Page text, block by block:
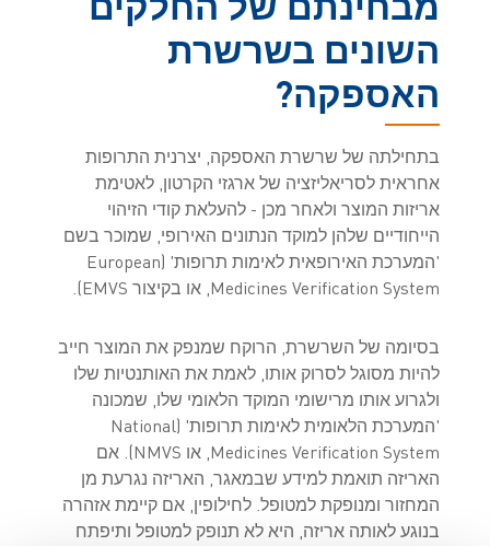
השונים בשרשרת
האספקה?
בתחילתה של שרשרת האספקה, יצרנית התרופות
אחראית לסריאליזציה של ארגזי הקרטון, לאטימת
אריזות המוצר ולאחר מכן - להעלאת קודי הזיהוי
הייחודיים שלהן למוקד הנתונים האירופי, שמוכר בשם
'המערכת האירופאית לאימות תרופות' (European
Medicines Verification System, או בקיצור EMVS).
בסיומה של השרשרת, הרוקח שמנפק את המוצר חייב
להיות מסוגל לסרוק אותו, לאמת את האותנטיות שלו
ולגרוע אותו מרישומי המוקד הלאומי שלו, שמכונה
'המערכת הלאומית לאימות תרופות' (National
Medicines Verification System, או NMVS). אם
האריזה תואמת למידע שבמאגר, האריזה נגרעת מן
המחזור ומנופקת למטופל. לחילופין, אם קיימת אזהרה
בנוגע לאותה אריזה, היא לא תנופק למטופל ותיפתח